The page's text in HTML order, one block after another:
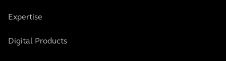
Expertise
Digital Products